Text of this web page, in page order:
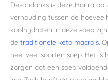
Desondanks is deze Harira
verhouding tussen de
koolhydraten in deze soep
detraditionele keto macro’s.
heel veel soorten soep. Het is
zorgen dat een soep